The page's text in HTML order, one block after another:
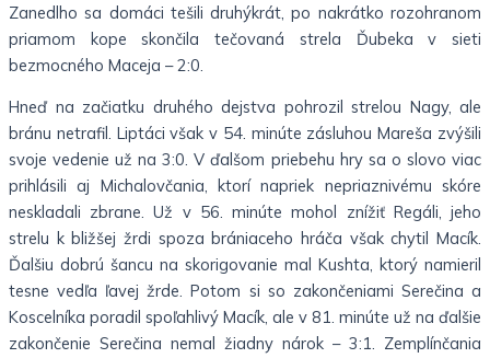
Zanedlho sa domáci tešili druhýkrát, po nakrátko rozohranom
priamom kope skončila tečovaná strela Ďubeka v sieti
bezmocného Maceja – 2:0.
Hneď na začiatku druhého dejstva pohrozil strelou Nagy, ale
bránu netrafil. Liptáci však v 54. minúte zásluhou Mareša zvýšili
svoje vedenie už na 3:0. V ďalšom priebehu hry sa o slovo viac
prihlásili aj Michalovčania, ktorí napriek nepriaznivému skóre
neskladali zbrane. Už v 56. minúte mohol znížiť Regáli, jeho
strelu k bližšej žrdi spoza brániaceho hráča však chytil Macík.
Ďalšiu dobrú šancu na skorigovanie mal Kushta, ktorý namieril
tesne vedľa ľavej žrde. Potom si so zakončeniami Serečina a
Koscelníka poradil spoľahlivý Macík, ale v 81. minúte už na ďalšie
zakončenie Serečina nemal žiadny nárok – 3:1. Zemplínčania